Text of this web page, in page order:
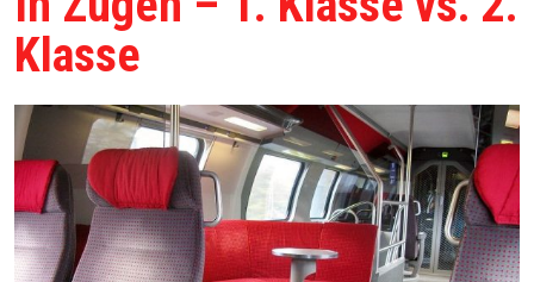
Klasse